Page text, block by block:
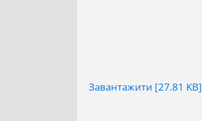
Завантажити [27.81 KB]